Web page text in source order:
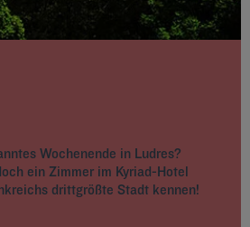
Wochenende in Ludres?
ein Zimmer im Kyriad-Hotel
drittgrößte Stadt kennen!